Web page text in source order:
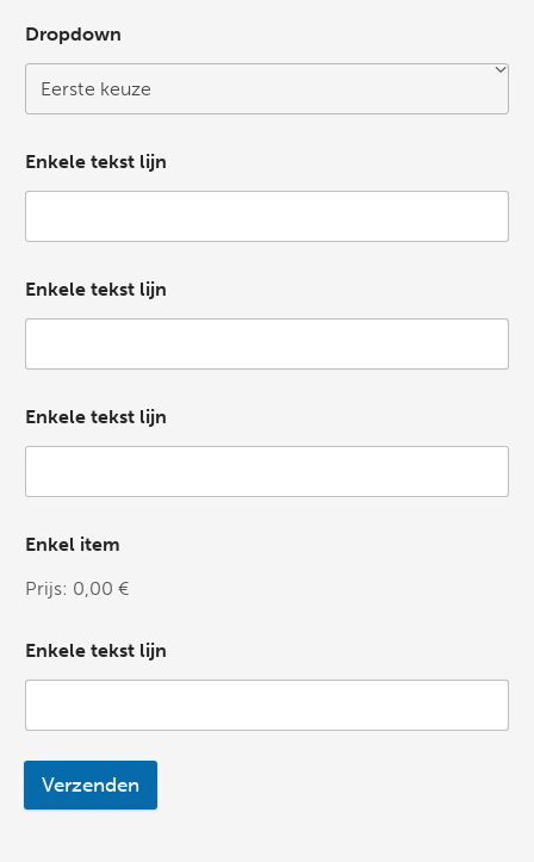
Dropdown
Enkele tekst lijn
Enkele tekst lijn
Enkele tekst lijn
Enkel item
Prijs: 0,00 €
Enkele tekst lijn
Verzenden